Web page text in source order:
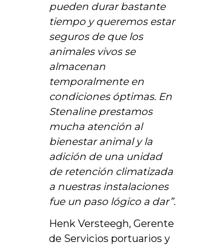
pueden durar bastante
tiempo y queremos estar
seguros de que los
animales vivos se
almacenan
temporalmente en
condiciones óptimas. En
Stenaline prestamos
mucha atención al
bienestar animal y la
adición de una unidad
de retención climatizada
a nuestras instalaciones
fue un paso lógico a dar”.
Henk Versteegh, Gerente
de Servicios portuarios y